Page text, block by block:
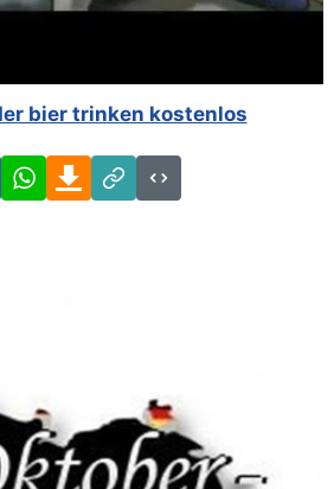
bier trinken kostenlos
FacebookWhatsAppDownload
Link
Code